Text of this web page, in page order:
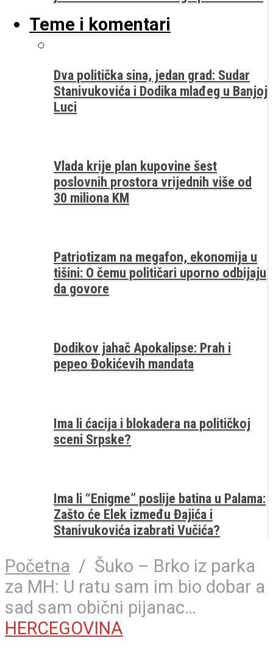
Teme i komentari
Dva politička sina, jedan grad: Sudar
Stanivukovića i Dodika mlađeg u Banjoj
Luci
Vlada krije plan kupovine šest
poslovnih prostora vrijednih više od
30 miliona KM
Patriotizam na megafon, ekonomija u
tišini: O čemu političari uporno odbijaju
da govore
Dodikov jahač Apokalipse: Prah i
pepeo Đokićevih mandata
Ima li ćacija i blokadera na političkoj
sceni Srpske?
Ima li “Enigme” poslije batina u Palama:
Zašto će Elek između Đajića i
Stanivukovića izabrati Vučića?
Početna / Šuko – Brko iz parka
za MH: U ratu sam im bio dobar a
sad sam obični pijanac…
HERCEGOVINA